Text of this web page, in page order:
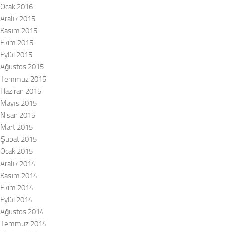
Ocak 2016
Aralık 2015
Kasım 2015
Ekim 2015
Eylül 2015
Ağustos 2015
Temmuz 2015
Haziran 2015
Mayıs 2015
Nisan 2015
Mart 2015
Şubat 2015
Ocak 2015
Aralık 2014
Kasım 2014
Ekim 2014
Eylül 2014
Ağustos 2014
Temmuz 2014